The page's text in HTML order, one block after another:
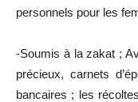
personnels pour les
-Soumis à la zakat ;
précieux, carnets
bancaires ; les